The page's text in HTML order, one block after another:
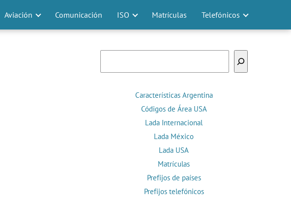
Aviación Comunicación ISO Matrículas Telefónicos
Características Argentina
Códigos de Área USA
Lada Internacional
Lada México
Lada USA
Matrículas
Prefijos de países
Prefijos telefónicos